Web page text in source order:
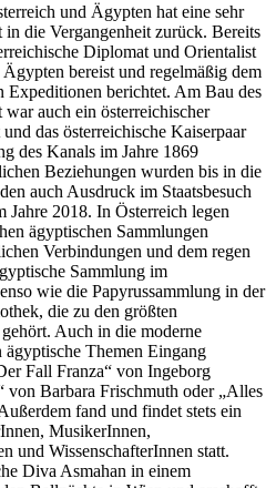
und Ägypten hat eine sehr
die Vergangenheit zurück. Bereits
Diplomat und Orientalist
bereist und regelmäßig dem
Expeditionen berichtet. Am Bau des
auch ein österreichischer
das österreichische Kaiserpaar
des Kanals im Jahre 1869
Beziehungen wurden bis in die
auch Ausdruck im Staatsbesuch
Jahre 2018. In Österreich legen
ägyptischen Sammlungen
Verbindungen und dem regen
Sammlung im
wie die Papyrussammlung in der
die zu den größten
Auch in die moderne
ägyptische Themen Eingang
Fall Franza“ von Ingeborg
von Barbara Frischmuth oder „Alles
fand und findet stets ein
MusikerInnen,
und WissenschafterInnen statt.
Diva Asmahan in einem